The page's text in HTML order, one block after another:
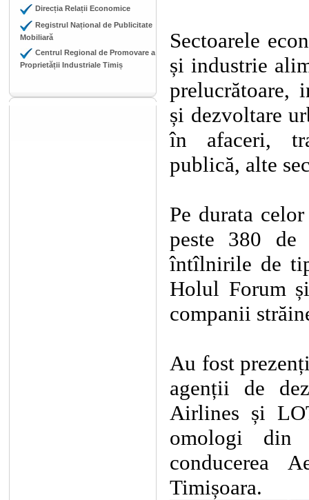
Direcția Relații Economice
Registrul Național de Publicitate
Mobiliară
Centrul Regional de Promovare a
Proprietății Industriale Timiș
Sectoarele
și industrie
prelucrătoare,
și dezvoltare
în afaceri,
publică, alte
Pe durata
peste 380 de
întîlnirile de
Holul Forum
companii
Au fost
agenții de
Airlines și
omologi din
conducerea
Timișoara.